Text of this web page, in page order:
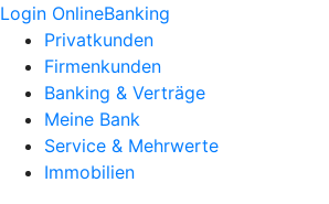
Login OnlineBanking
Privatkunden
Firmenkunden
Banking & Verträge
Meine Bank
Service & Mehrwerte
Immobilien